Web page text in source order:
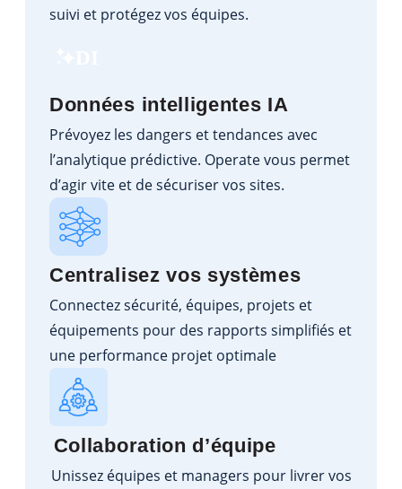
suivi et protégez vos équipes.
Données intelligentes IA
Prévoyez les dangers et tendances avec
l’analytique prédictive. Operate vous permet
d’agir vite et de sécuriser vos sites.
Centralisez vos systèmes
Connectez sécurité, équipes, projets et
équipements pour des rapports simplifiés et
une performance projet optimale
Collaboration d’équipe
Unissez équipes et managers pour livrer vos